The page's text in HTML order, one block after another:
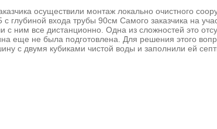
осуществили монтаж локально очистного
глубиной входа трубы 90см Самого заказчика на
с ним все дистанционно. Одна из сложностей это
еще не была подготовлена. Для решения этого
с двумя кубиками чистой воды и заполнили ей